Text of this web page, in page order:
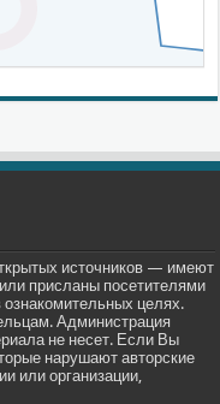
источников — имеют
присланы посетителями
целях.
Администрация
не несет. Если Вы
нарушают авторские
или организации,